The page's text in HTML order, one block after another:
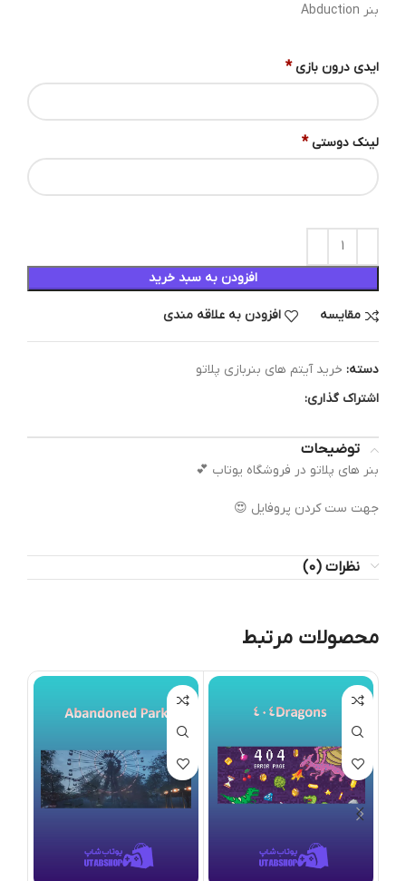
بنر Abduction
ایدی درون بازی *
لینک دوستی *
افزودن به سبد خرید
مقایسه افزودن به علاقه مندی
دسته: خرید آیتم های بنربازی پلاتو
اشتراک گذاری:
توضیحات
بنر های پلاتو در فروشگاه یوتاب 💕
جهت ست کردن پروفایل 😍
نظرات (0)
محصولات مرتبط